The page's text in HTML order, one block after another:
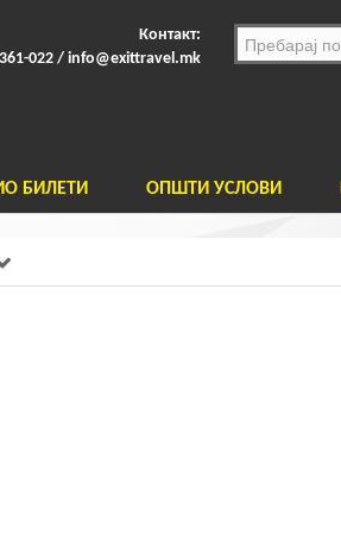
Контакт:
022 / info@exittravel.mk
БИЛЕТИ ОПШТИ УСЛОВИ